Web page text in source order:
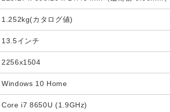
1.252kg(カタログ値)
13.5インチ
2256x1504
Windows 10 Home
Core i7 8650U (1.9GHz)